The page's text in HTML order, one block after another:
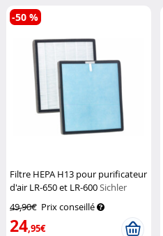
ave...
Filtre HEPA H13 pour purificateur
d'air LR-650 et LR-600Sichler
49,90€ Prix conseillé
24,95€
-50 %